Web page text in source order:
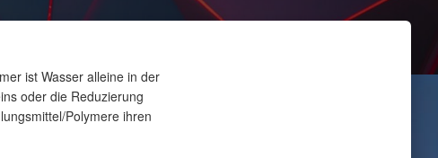
ist Wasser alleine in der
oder die Reduzierung
Polymere ihren